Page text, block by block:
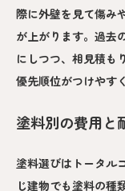
際に外壁を見て傷み
が上がります。過去
にしつつ、相見積も
優先順位がつけやす
塗料別の費用と
塗料選びはトータル
じ建物でも塗料の種